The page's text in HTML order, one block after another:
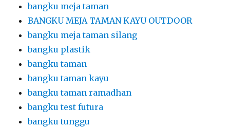
bangku meja taman
BANGKU MEJA TAMAN KAYU OUTDOOR
bangku meja taman silang
bangku plastik
bangku taman
bangku taman kayu
bangku taman ramadhan
bangku test futura
bangku tunggu